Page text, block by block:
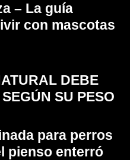
– La guía
con mascotas
DEBE
SU PESO
8
para perros
pienso enterró